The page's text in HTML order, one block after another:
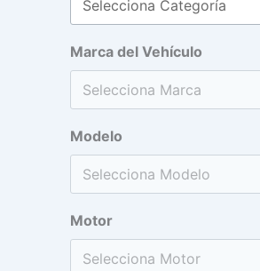
Marca del Vehículo
Modelo
Motor